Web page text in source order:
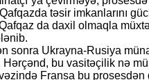
təsir imkanlarını
da daxil olmaqla
sonra Ukrayna-Rusiya
Hərçənd, bu vasitəçilik nə
Fransa bu